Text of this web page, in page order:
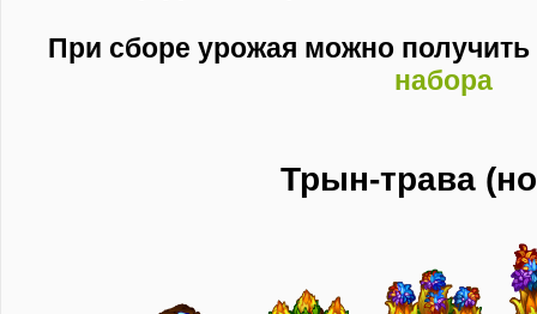
При сборе урожая можно
набора
Трын-трава